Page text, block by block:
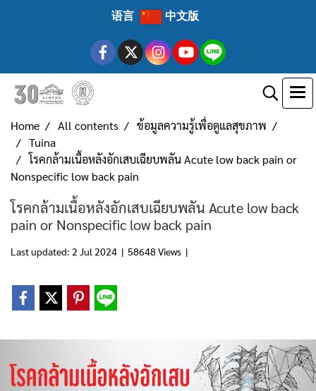
语言 中文版
Home All contents
ข้อมูลความรู้เพื่อดูแลสุขภาพ
Tuina
โรคกล้ามเนื้อหลังอักเสบเฉียบพลัน Acute low back pain or
Nonspecific low back pain
โรคกล้ามเนื้อหลังอักเสบเฉียบพลัน Acute low back
pain or Nonspecific low back pain
Last updated: 2 Jul 2024 | 58648 Views |